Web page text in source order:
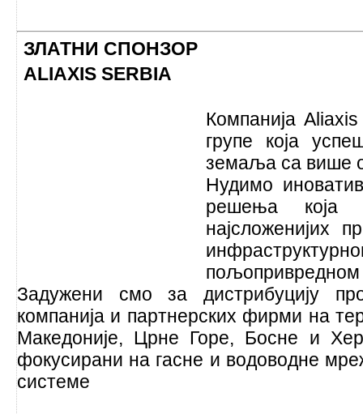
ЗЛАТНИ СПОНЗОР
ALIAXIS SERBIA
Компанија
групе која
земаља са више
Нудимо
решења која
најсложенијих
пољопривредном
Задужени смо за дистрибуцију
компанија и партнерских фирми на
Македоније, Црне Горе, Босне и
фокусирани на гасне и водоводне
системе